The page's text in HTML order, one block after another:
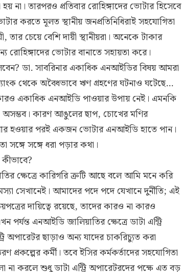
না।তারপরও প্রতিবার রোহিঙ্গাদের ভোটার হিসেবে
করতে মূলত স্থানীয় জনপ্রতিনিধিরাই সহযোগিতা
তার চেয়ে বেশি দায়ী স্থানীয়রা। অনেকে টাকার
ভোটার বানাতে সহায়তা করে।
ডা. সাবরিনার একাধিক এনআইডির বিষয় আমরা
থেকে অবৈধভাবে ঋণ গ্রহণের ঘটনাও ঘটেছে...
একাধিক এনআইডি পাওয়ার উপায় নেই। এমনকি
কারণ আঙুলের ছাপ, চোখের মণির
হওয়ার পরই একজন ভোটার এনআইডি হাতে পান।
সঙ্গে সঙ্গে ধরা পড়ার কথা।
ক্ষেত্রে কারিগরি ত্রুটি আছে বলে আমি মনে করি
সেখানেই। আমাদের পদে পদে যেখানে দুর্নীতি; এই
দায়িত্বে রয়েছে, তাদের কারও না কারও
এনআইডি জালিয়াতির ক্ষেত্রে ডাটা এন্ট্রি
অপারেটর ছাড়াও অন্য যাদের চাকরিচ্যুত করা
প্রকল্পের কর্মী। তবে ইসির কর্মকর্তাদের সহযোগিতা
না করলে শুধু ডাটা এন্ট্রি অপারেটরদের পক্ষে এত বড়